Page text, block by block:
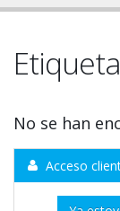
No se han
Acceso